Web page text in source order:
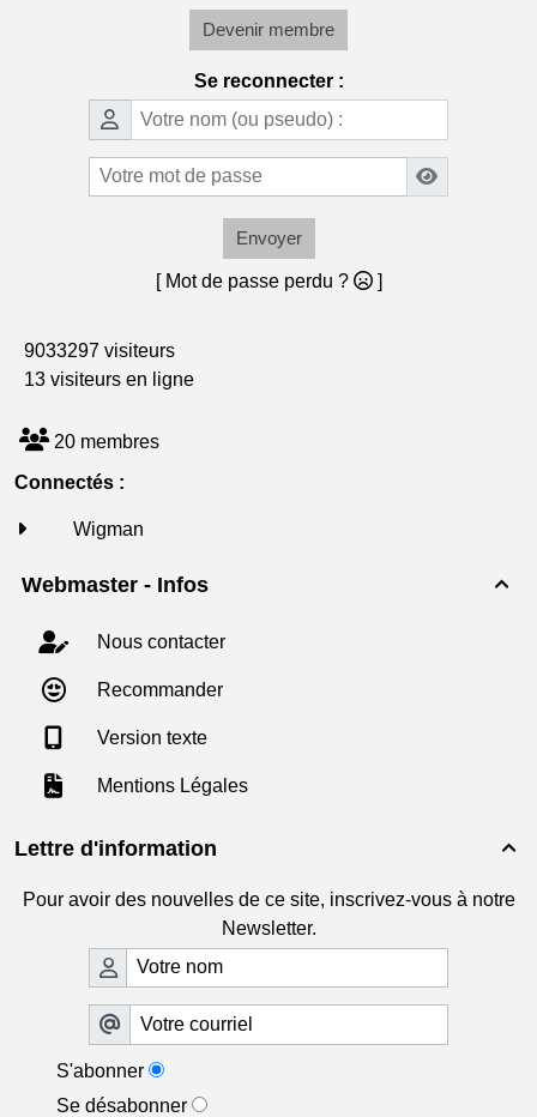
Devenir membre
Se reconnecter :
Envoyer
[ Mot de passe perdu ? ]
9033297 visiteurs
13 visiteurs en ligne
20 membres
Connectés :
Wigman

Webmaster - Infos
Nous contacter
Recommander
Version texte
Mentions Légales

Lettre d'information
Pour avoir des nouvelles de ce site, inscrivez-vous à notre
Newsletter.
S'abonner
Se désabonner